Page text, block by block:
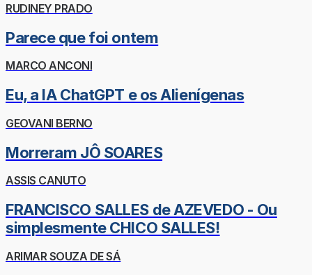
RUDINEY PRADO
Parece que foi ontem
MARCO ANCONI
Eu, a IA ChatGPT e os Alienígenas
GEOVANI BERNO
Morreram JÔ SOARES
ASSIS CANUTO
FRANCISCO SALLES de AZEVEDO - Ou
simplesmente CHICO SALLES!
ARIMAR SOUZA DE SÁ